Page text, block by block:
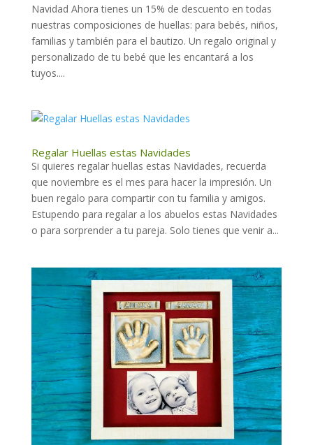
Navidad Ahora tienes un 15% de descuento en todas
nuestras composiciones de huellas: para bebés, niños,
familias y también para el bautizo. Un regalo original y
personalizado de tu bebé que les encantará a los
tuyos....
Regalar Huellas estas Navidades
Si quieres regalar huellas estas Navidades, recuerda
que noviembre es el mes para hacer la impresión. Un
buen regalo para compartir con tu familia y amigos.
Estupendo para regalar a los abuelos estas Navidades
o para sorprender a tu pareja. Solo tienes que venir a...